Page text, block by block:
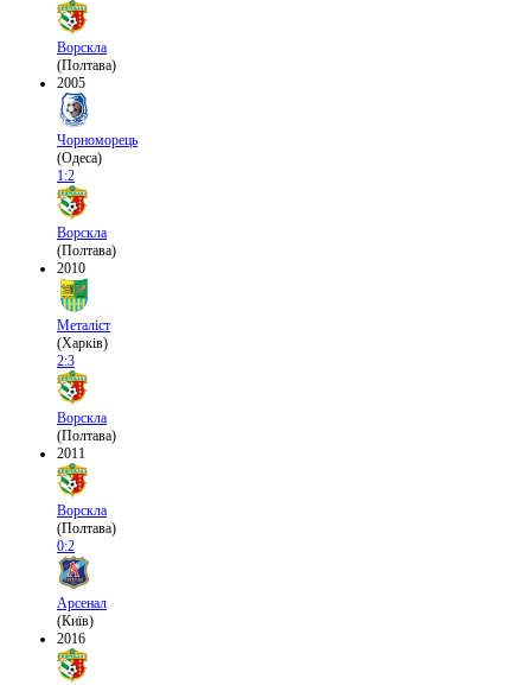
Ворскла
(Полтава)
2005
Чорноморець
(Одеса)
1:2
Ворскла
(Полтава)
2010
Металіст
(Харків)
2:3
Ворскла
(Полтава)
2011
Ворскла
(Полтава)
0:2
Арсенал
(Київ)
2016